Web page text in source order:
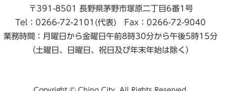
〒391-8501 長野県茅野市塚原二丁目6番1号
Tel：0266-72-2101(代表) Fax：0266-72-9040
業務時間：月曜日から金曜日午前8時30分から午後5時15分
（土曜日、日曜日、祝日及び年末年始は除く）